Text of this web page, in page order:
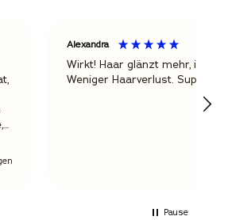
mehr, ist gesünder.
Super!
Pause